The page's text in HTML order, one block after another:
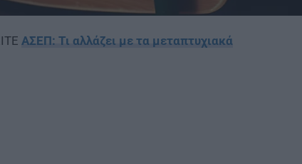
ΑΣΕΠ: Τι αλλάζει με τα μεταπτυχιακά